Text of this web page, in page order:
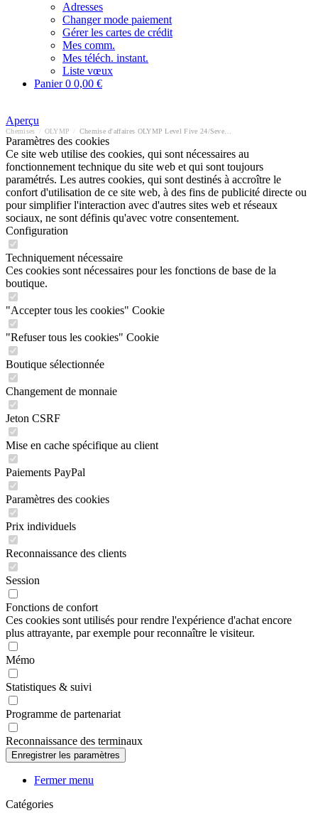
Adresses
Changer mode paiement
Gérer les cartes de crédit
Mes comm.
Mes téléch. instant.
Liste vœux
Panier0 0,00 €
Aperçu
Chemises OLYMP
Paramètres des cookies
Ce site web utilise des cookies, qui sont nécessaires au
fonctionnement technique du site web et qui sont toujours
paramétrés. Les autres cookies, qui sont destinés à accroître le
confort d'utilisation de ce site web, à des fins de publicité directe ou
pour simplifier l'interaction avec d'autres sites web et réseaux
sociaux, ne sont définis qu'avec votre consentement.
Configuration
Techniquement nécessaire
Ces cookies sont nécessaires pour les fonctions de base de la
boutique.
"Accepter tous les cookies" Cookie
"Refuser tous les cookies" Cookie
Boutique sélectionnée
Changement de monnaie
Jeton CSRF
Mise en cache spécifique au client
Paiements PayPal
Paramètres des cookies
Prix individuels
Reconnaissance des clients
Session
Fonctions de confort
Ces cookies sont utilisés pour rendre l'expérience d'achat encore
plus attrayante, par exemple pour reconnaître le visiteur.
Mémo
Statistiques & suivi
Programme de partenariat
Reconnaissance des terminaux
Fermer menu
Catégories